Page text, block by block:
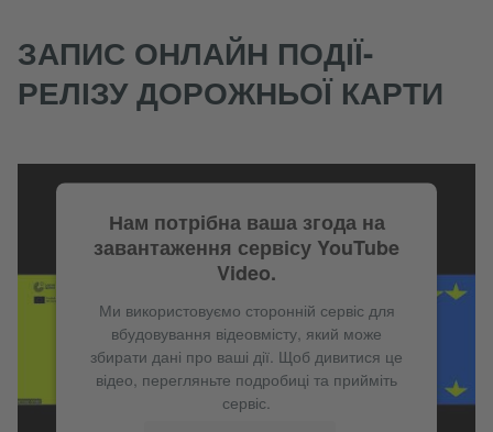
ЗАПИС ОНЛАЙН ПОДІЇ-
РЕЛІЗУ ДОРОЖНЬОЇ КАРТИ
Нам потрібна ваша згода на
завантаження сервісу YouTube
Video.
Ми використовуємо сторонній сервіс для
вбудовування відеовмісту, який може
збирати дані про ваші дії. Щоб дивитися це
відео, перегляньте подробиці та прийміть
сервіс.